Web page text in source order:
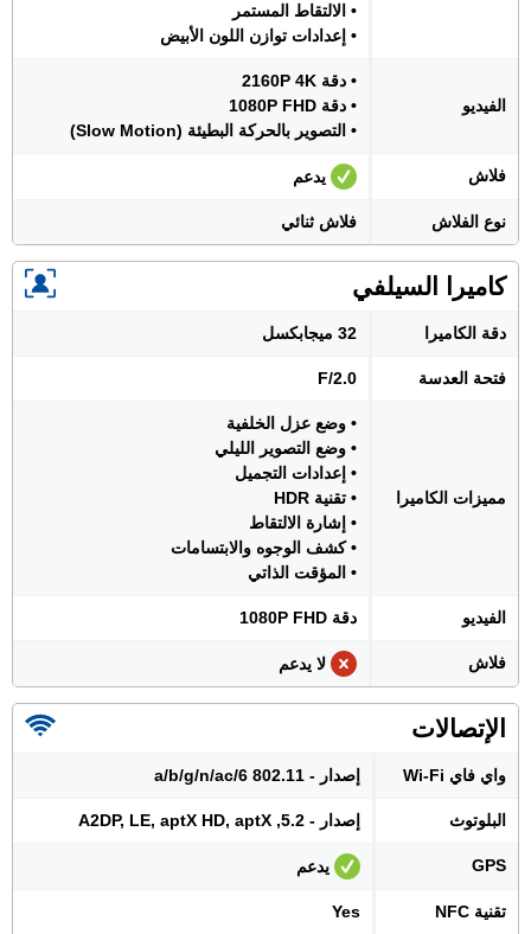
• الالتقاط المستمر
• إعدادات توازن اللون الأبيض
الفيديو
• دقة 2160P 4K
• دقة 1080P FHD
• التصوير بالحركة البطيئة (Slow Motion)
فلاش يدعم
نوع الفلاش فلاش ثنائي
كاميرا السيلفي
دقة الكاميرا 32 ميجابكسل
فتحة العدسة F/2.0
مميزات الكاميرا
• وضع عزل الخلفية
• وضع التصوير الليلي
• إعدادات التجميل
• تقنية HDR
• إشارة الالتقاط
• كشف الوجوه والابتسامات
• المؤقت الذاتي
الفيديو دقة 1080P FHD
فلاش لا يدعم
الإتصالات
واي فاي Wi-Fi إصدار - 802.11 a/b/g/n/ac/6
البلوتوث إصدار - 5.2, A2DP, LE, aptX HD, aptX
GPS يدعم
تقنية NFC Yes